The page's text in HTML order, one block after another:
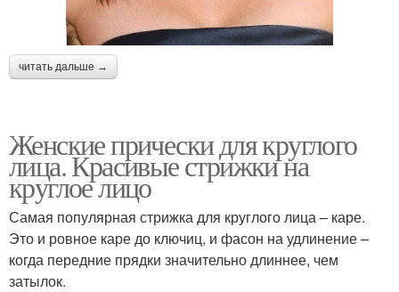
читать дальше →
Женские прически для круглого
лица. Красивые стрижки на
круглое лицо
Самая популярная стрижка для круглого лица – каре.
Это и ровное каре до ключиц, и фасон на удлинение –
когда передние прядки значительно длиннее, чем
затылок.